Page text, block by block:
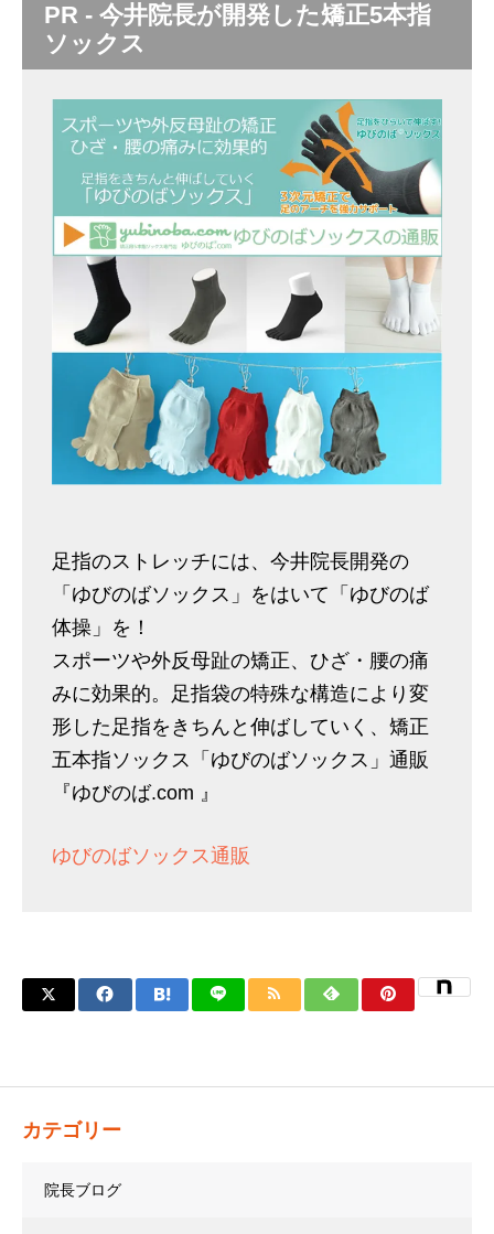
PR - 今井院長が開発した矯正5本指
ソックス
足指のストレッチには、今井院長開発の
「ゆびのばソックス」をはいて「ゆびのば
体操」を！
スポーツや外反母趾の矯正、ひざ・腰の痛
みに効果的。足指袋の特殊な構造により変
形した足指をきちんと伸ばしていく、矯正
五本指ソックス「ゆびのばソックス」通販
『ゆびのば.com 』
ゆびのばソックス通販
カテゴリー
院長ブログ